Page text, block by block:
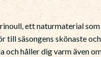
ett naturmaterial
till säsongens skönaste
och håller dig varm även